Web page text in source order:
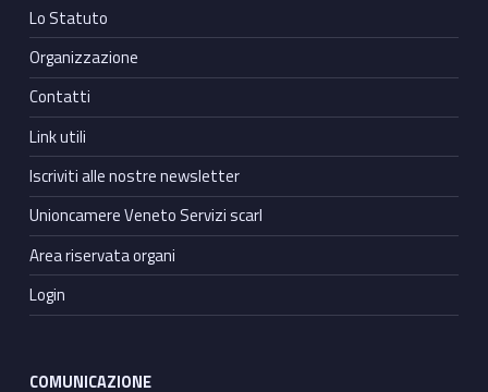
Lo Statuto
Organizzazione
Contatti
Link utili
Iscriviti alle nostre newsletter
Unioncamere Veneto Servizi scarl
Area riservata organi
Login
COMUNICAZIONE